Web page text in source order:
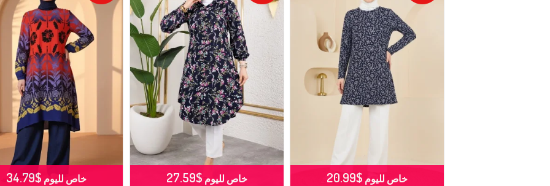
خاص لليوم $20.99 خاص لليوم $27.59 خاص لليوم $34.79